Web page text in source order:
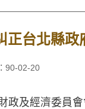
正台北縣政
90-02-20
政及經濟委員